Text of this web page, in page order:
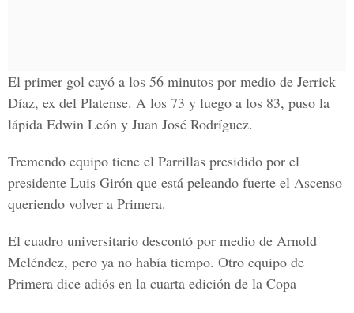
El primer gol cayó a los 56 minutos por medio de Jerrick
Díaz, ex del Platense. A los 73 y luego a los 83, puso la
lápida Edwin León y Juan José Rodríguez.
Tremendo equipo tiene el Parrillas presidido por el
presidente Luis Girón que está peleando fuerte el Ascenso
queriendo volver a Primera.
El cuadro universitario descontó por medio de Arnold
Meléndez, pero ya no había tiempo. Otro equipo de
Primera dice adiós en la cuarta edición de la Copa